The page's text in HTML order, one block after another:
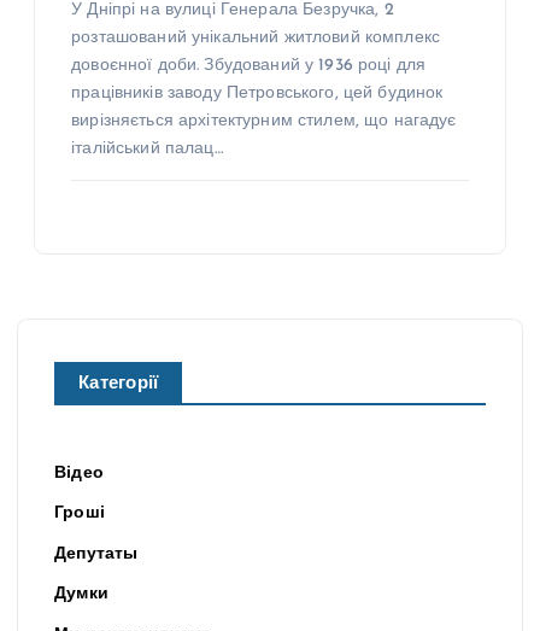
У Дніпрі на вулиці Генерала Безручка, 2
розташований унікальний житловий комплекс
довоєнної доби. Збудований у 1936 році для
працівників заводу Петровського, цей будинок
вирізняється архітектурним стилем, що нагадує
італійський палац…
Категорії
Відео
Гроші
Депутаты
Думки